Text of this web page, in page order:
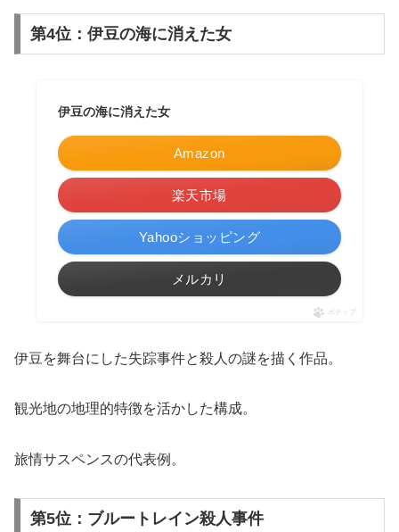
第4位：伊豆の海に消えた女
伊豆の海に消えた女
Amazon
楽天市場
Yahooショッピング
メルカリ
ポチップ
伊豆を舞台にした失踪事件と殺人の謎を描く作品。
観光地の地理的特徴を活かした構成。
旅情サスペンスの代表例。
第5位：ブルートレイン殺人事件